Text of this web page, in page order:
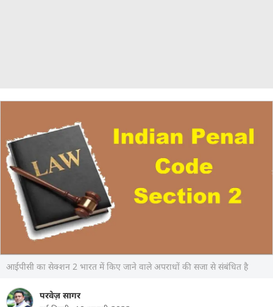
आईपीसी का सेक्शन 2 भारत में किए जाने वाले अपराधों की सजा से संबंधित है
परवेज़ सागर